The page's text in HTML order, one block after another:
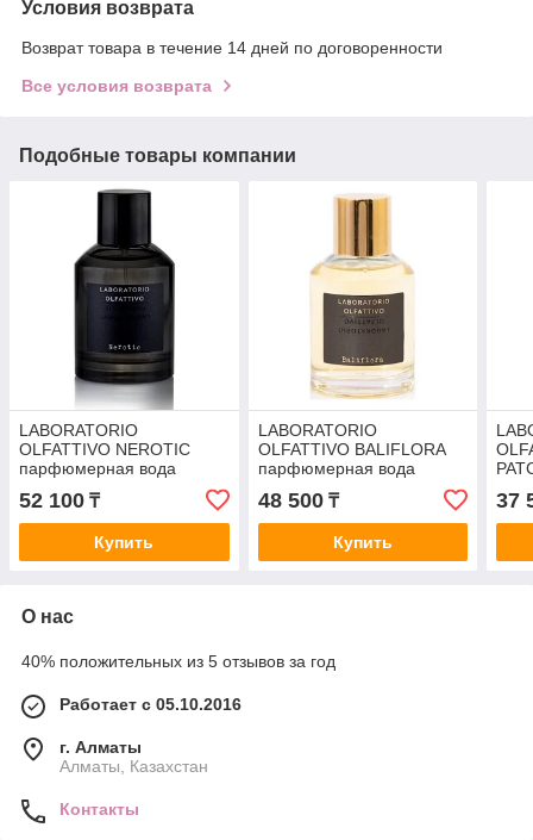
Условия возврата
Возврат товара в течение 14 дней по договоренности
Все условия возврата
Подобные товары компании
LABORATORIO
OLFATTIVO NEROTIC
парфюмерная вода
(унисекс) 100ml Tester
52 100 ₸
Купить
LABORATORIO
OLFATTIVO BALIFLORA
парфюмерная вода
(унисекс) 100ml Tester
48 500₸
Купить
37
О нас
40% положительных из 5 отзывов за год
Работает с 05.10.2016
г. Алматы
Алматы, Казахстан
Контакты